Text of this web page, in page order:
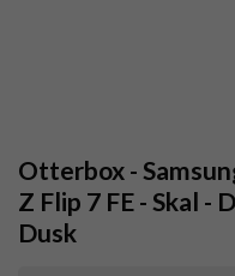
Otterbox -
Z Flip 7 FE - Skal -
Dusk